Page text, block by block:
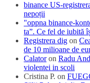
binance US-
nepoții
"oppna binance-
ta”. Ce fel de iubită
Registrera dig on
de 10 milioane de
Calatoron Radu
violentei in scoli
Cristina P. on